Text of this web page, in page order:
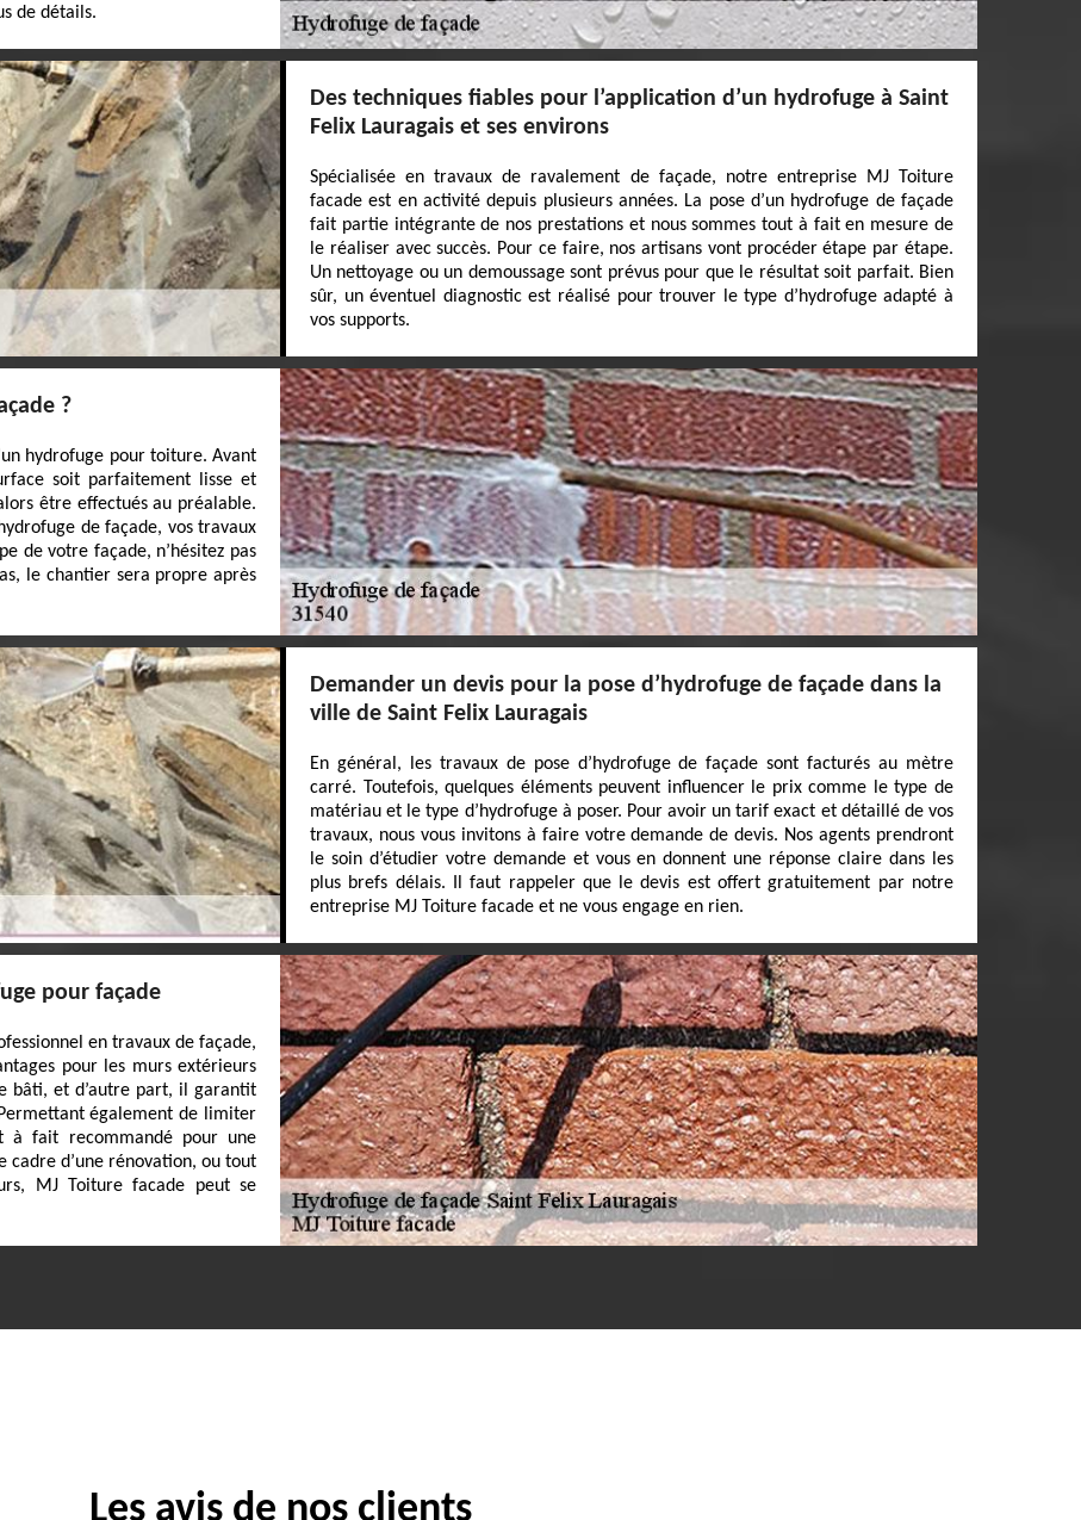
de détails.
Des techniques fiables pour l’application d’un hydrofuge à Saint
Felix Lauragais et ses environs
Spécialisée en travaux de ravalement de façade, notre entreprise MJ Toiture
facade est en activité depuis plusieurs années. La pose d’un hydrofuge de façade
fait partie intégrante de nos prestations et nous sommes tout à fait en mesure de
le réaliser avec succès. Pour ce faire, nos artisans vont procéder étape par étape.
Un nettoyage ou un demoussage sont prévus pour que le résultat soit parfait. Bien
sûr, un éventuel diagnostic est réalisé pour trouver le type d’hydrofuge adapté à
vos supports.
?
hydrofuge pour toiture. Avant
soit parfaitement lisse et
être effectués au préalable.
de façade, vos travaux
de votre façade, n’hésitez pas
le chantier sera propre après
Demander un devis pour la pose d’hydrofuge de façade dans la
ville de Saint Felix Lauragais
En général, les travaux de pose d’hydrofuge de façade sont facturés au mètre
carré. Toutefois, quelques éléments peuvent influencer le prix comme le type de
matériau et le type d’hydrofuge à poser. Pour avoir un tarif exact et détaillé de vos
travaux, nous vous invitons à faire votre demande de devis. Nos agents prendront
le soin d’étudier votre demande et vous en donnent une réponse claire dans les
plus brefs délais. Il faut rappeler que le devis est offert gratuitement par notre
entreprise MJ Toiture facade et ne vous engage en rien.
pour façade
en travaux de façade,
pour les murs extérieurs
bâti, et d’autre part, il garantit
également de limiter
à fait recommandé pour une
cadre d’une rénovation, ou tout
MJ Toiture facade peut se
Les avis de nos clients